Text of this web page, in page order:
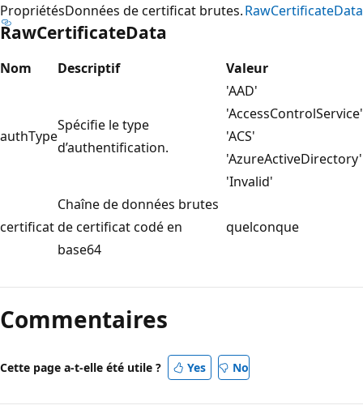
PropriétésDonnées de certificat brutes.RawCertificateData
RawCertificateData
Nom Descriptif Valeur
authType
Spécifie le type
d’authentification.
'AAD'
'AccessControlService'
'ACS'
'AzureActiveDirectory'
'Invalid'
certificat
Chaîne de données brutes
de certificat codé en
base64
quelconque
lecture
désactivé
Commentaires
Cette page a-t-elle été utile ? Yes No